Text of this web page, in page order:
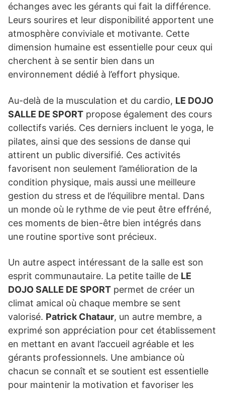
échanges avec les gérants qui fait la différence.
Leurs sourires et leur disponibilité apportent une
atmosphère conviviale et motivante. Cette
dimension humaine est essentielle pour ceux qui
cherchent à se sentir bien dans un
environnement dédié à l’effort physique.
Au-delà de la musculation et du cardio, LE DOJO
SALLE DE SPORT propose également des cours
collectifs variés. Ces derniers incluent le yoga, le
pilates, ainsi que des sessions de danse qui
attirent un public diversifié. Ces activités
favorisent non seulement l’amélioration de la
condition physique, mais aussi une meilleure
gestion du stress et de l’équilibre mental. Dans
un monde où le rythme de vie peut être effréné,
ces moments de bien-être bien intégrés dans
une routine sportive sont précieux.
Un autre aspect intéressant de la salle est son
esprit communautaire. La petite taille de LE
DOJO SALLE DE SPORT permet de créer un
climat amical où chaque membre se sent
valorisé. Patrick Chataur, un autre membre, a
exprimé son appréciation pour cet établissement
en mettant en avant l’accueil agréable et les
gérants professionnels. Une ambiance où
chacun se connaît et se soutient est essentielle
pour maintenir la motivation et favoriser les